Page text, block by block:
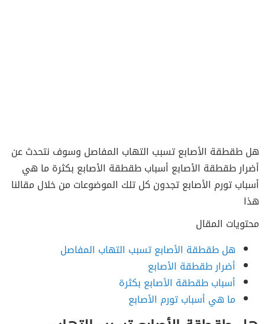
هل طقطقة الأصابع تسبب التهاب المفاصل وسوف نتحدث عن
أضرار طقطقة الأصابع أسباب طقطقة الأصابع بكثرة ما هي
أسباب تورم الأصابع تجدون كل تلك الموضوعات من خلال مقالنا
هذا
محتويات المقال
هل طقطقة الأصابع تسبب التهاب المفاصل
أضرار طقطقة الأصابع
أسباب طقطقة الأصابع بكثرة
ما هي أسباب تورم الأصابع